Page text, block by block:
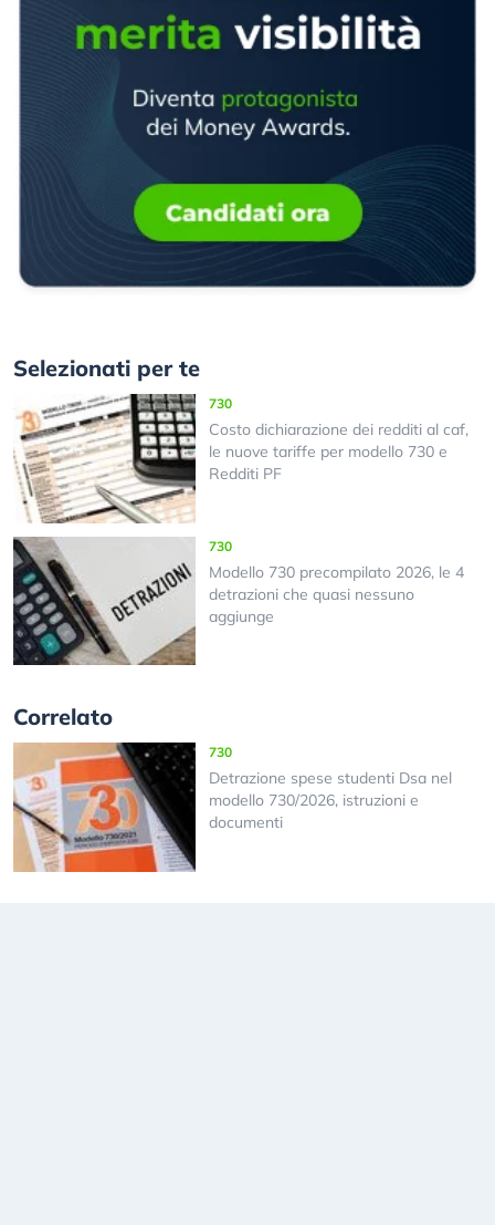
Selezionati per te
730
Costo dichiarazione dei redditi al caf,
le nuove tariffe per modello 730 e
Redditi PF
730
Modello 730 precompilato 2026, le 4
detrazioni che quasi nessuno
aggiunge
Correlato
730
Detrazione spese studenti Dsa nel
modello 730/2026, istruzioni e
documenti